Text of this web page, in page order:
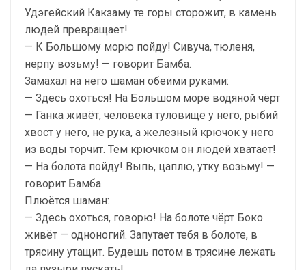
Удэгейский Какзаму те горы сторожит, в камень
людей превращает!
— К Большому морю пойду! Сивуча, тюленя,
нерпу возьму! — говорит Бамба.
Замахал на него шаман обеими руками:
— Здесь охоться! На Большом море водяной чёрт
— Ганка живёт, человека туловище у него, рыбий
хвост у него, не рука, а железный крючок у него
из воды торчит. Тем крючком он людей хватает!
— На болота пойду! Выпь, цаплю, утку возьму! —
говорит Бамба.
Плюётся шаман:
— Здесь охоться, говорю! На болоте чёрт Боко
живёт — одноногий. Запутает тебя в болоте, в
трясину утащит. Будешь потом в трясине лежать